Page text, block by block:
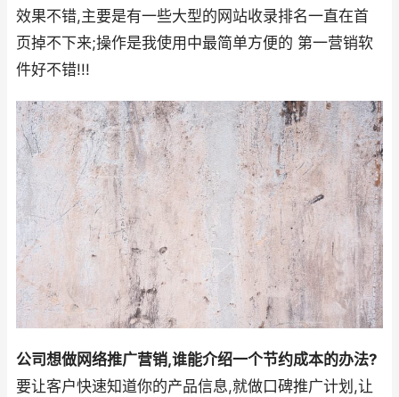
效果不错,主要是有一些大型的网站收录排名一直在首
页掉不下来;操作是我使用中最简单方便的 第一营销软
件好不错!!!
公司想做网络推广营销,谁能介绍一个节约成本的办法?
要让客户快速知道你的产品信息,就做口碑推广计划,让